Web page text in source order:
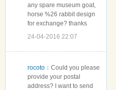
any spare museum goat,
horse %26 rabbit design
for exchange? thanks
24-04-2016 22:07
rocoto： Could you please
provide your postal
address? I want to send